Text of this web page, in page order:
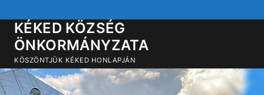
a
tartalomra
KÉKED KÖZSÉG
ÖNKORMÁNYZATA
KÖSZÖNTJÜK KÉKED HONLAPJÁN